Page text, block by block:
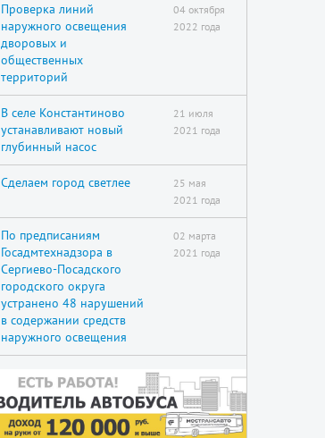
Проверка линий
наружного освещения
дворовых и
общественных
территорий
04 октября
2022 года
В селе Константиново
устанавливают новый
глубинный насос
21 июля
2021 года
Сделаем город светлее
25 мая
2021 года
По предписаниям
Госадмтехнадзора в
Сергиево-Посадского
городского округа
устранено 48 нарушений
в содержании средств
наружного освещения
02 марта
2021 года